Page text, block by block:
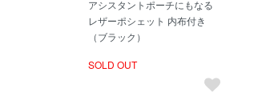
アシスタントポーチにもなる
レザーポシェット 内布付き
（ブラック）
SOLD OUT